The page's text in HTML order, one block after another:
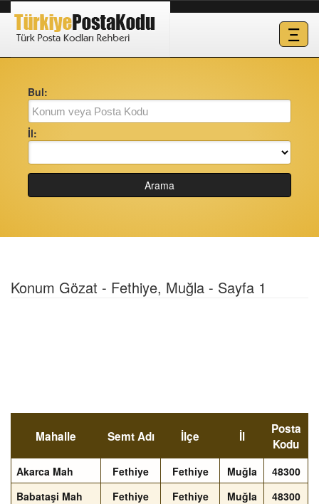
Ξ
Bul:
İl:
Arama
Konum Gözat - Fethiye, Muğla - Sayfa 1
Mahalle Semt Adı İlçe İl
Posta
Kodu
Akarca Mah Fethiye Fethiye Muğla
48300
Babataşi Mah
Fethiye Fethiye Muğla
48300